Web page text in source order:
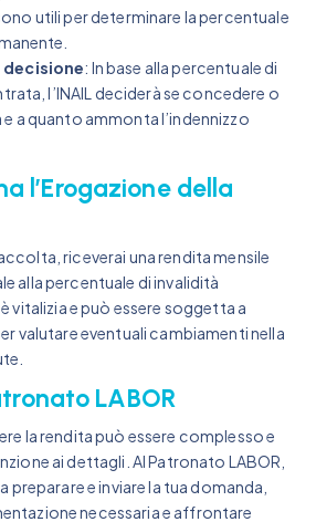
utili per determinare la percentuale
decisione: In base alla percentuale di
l’INAIL deciderà se concedere o
a quanto ammonta l’indennizzo
l’Erogazione della
riceverai una rendita mensile
alla percentuale di invalidità
vitalizia e può essere soggetta a
valutare eventuali cambiamenti nella
LABOR
la rendita può essere complesso e
ai dettagli. Al Patronato LABOR,
preparare e inviare la tua domanda,
necessaria e affrontare